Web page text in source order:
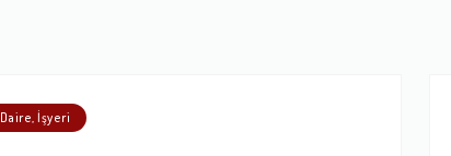
Daire, İşyeri